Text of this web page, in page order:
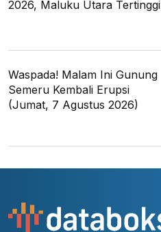
2026, Maluku Utara Tertinggi
Waspada! Malam Ini Gunung
Semeru Kembali Erupsi
(Jumat, 7 Agustus 2026)